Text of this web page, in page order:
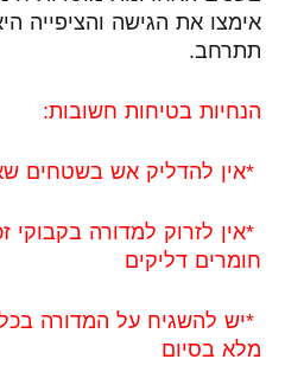
אימצו את הגישה והציפייה
תתרחב.
הנחיות בטיחות חשובות:
*אין להדליק אש בשטחים
*אין לזרוק למדורה בקבוקי
חומרים דליקים
*יש להשגיח על המדורה בכל
מלא בסיום